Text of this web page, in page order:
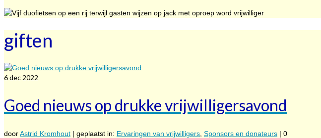
giften
6dec 2022
Goed nieuws op drukke vrijwilligersavond
doorAstrid Kromhout | geplaatst in: Ervaringen van vrijwilligers Sponsors en donateurs | 0